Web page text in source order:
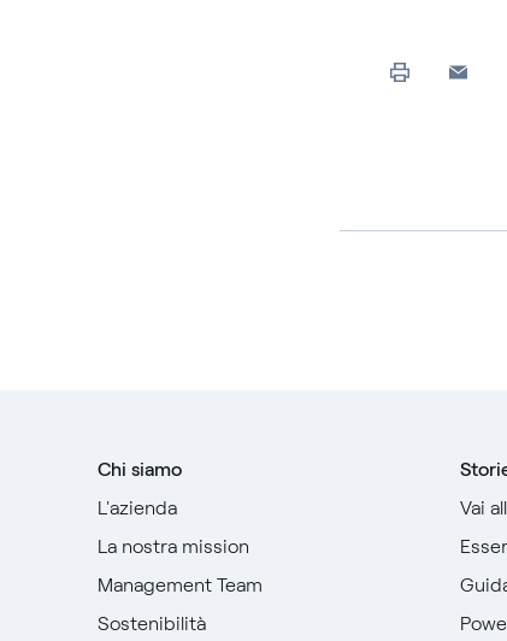
Chi siamo
L'azienda
La nostra mission
Management Team
Sostenibilità
Vai